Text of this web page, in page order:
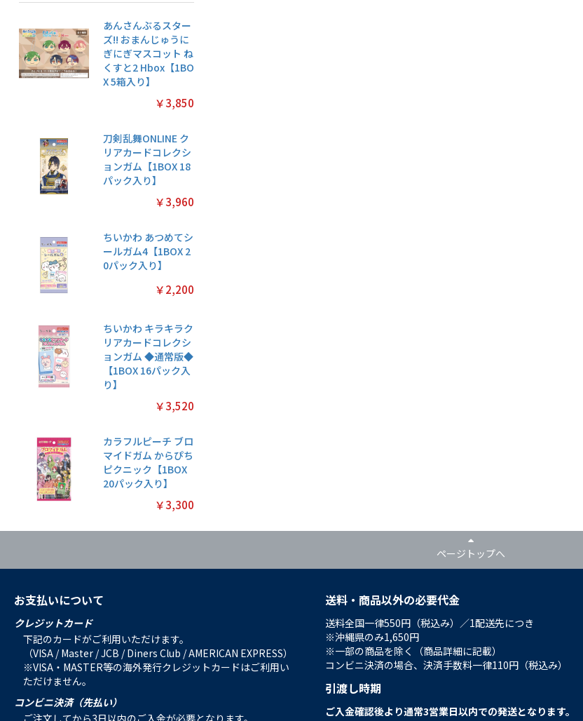
あんさんぶるスター
ズ!! おまんじゅうに
ぎにぎマスコット ね
くすと2 Hbox【1BO
X 5箱入り】
￥3,850
刀剣乱舞ONLINE ク
リアカードコレクシ
ョンガム【1BOX 18
パック入り】
￥3,960
ちいかわ あつめてシ
ールガム4【1BOX 2
0パック入り】
￥2,200
ちいかわ キラキラク
リアカードコレクシ
ョンガム ◆通常版◆
【1BOX 16パック入
り】
￥3,520
カラフルピーチ ブロ
マイドガム からぴち
ピクニック【1BOX
20パック入り】
￥3,300
ページトップへ
お支払いについて
クレジットカード
下記のカードがご利用いただけます。
（VISA / Master / JCB / Diners Club / AMERICAN EXPRESS）
※VISA・MASTER等の海外発行クレジットカードはご利用い
ただけません。
コンビニ決済（先払い）
ご注文してから3日以内のご入金が必要となります。
送料・商品以外の必要代金
送料全国一律550円（税込み）／1配送先につき
※沖縄県のみ1,650円
※一部の商品を除く（商品詳細に記載）
コンビニ決済の場合、決済手数料一律110円（税込み）
引渡し時期
ご入金確認後より通常3営業日以内での発送となります。